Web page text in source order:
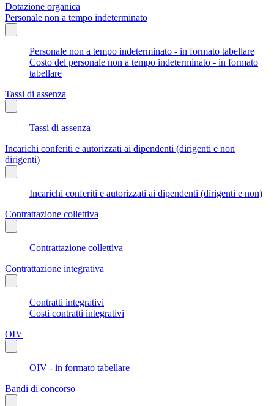
Dotazione organica
Personale non a tempo indeterminato
Personale non a tempo indeterminato - in formato tabellare
Costo del personale non a tempo indeterminato - in formato
tabellare
Tassi di assenza
Tassi di assenza
Incarichi conferiti e autorizzati ai dipendenti (dirigenti e non
dirigenti)
Incarichi conferiti e autorizzati ai dipendenti (dirigenti e non)
Contrattazione collettiva
Contrattazione collettiva
Contrattazione integrativa
Contratti integrativi
Costi contratti integrativi
OIV
OIV - in formato tabellare
Bandi di concorso